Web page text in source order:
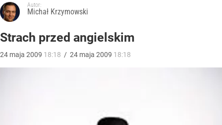
Autor:
Michał Krzymowski
Strach przed angielskim
24 maja 2009 18:18 / 24 maja 2009 18:18